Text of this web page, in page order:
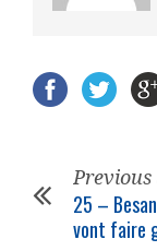
25 –
vont faire